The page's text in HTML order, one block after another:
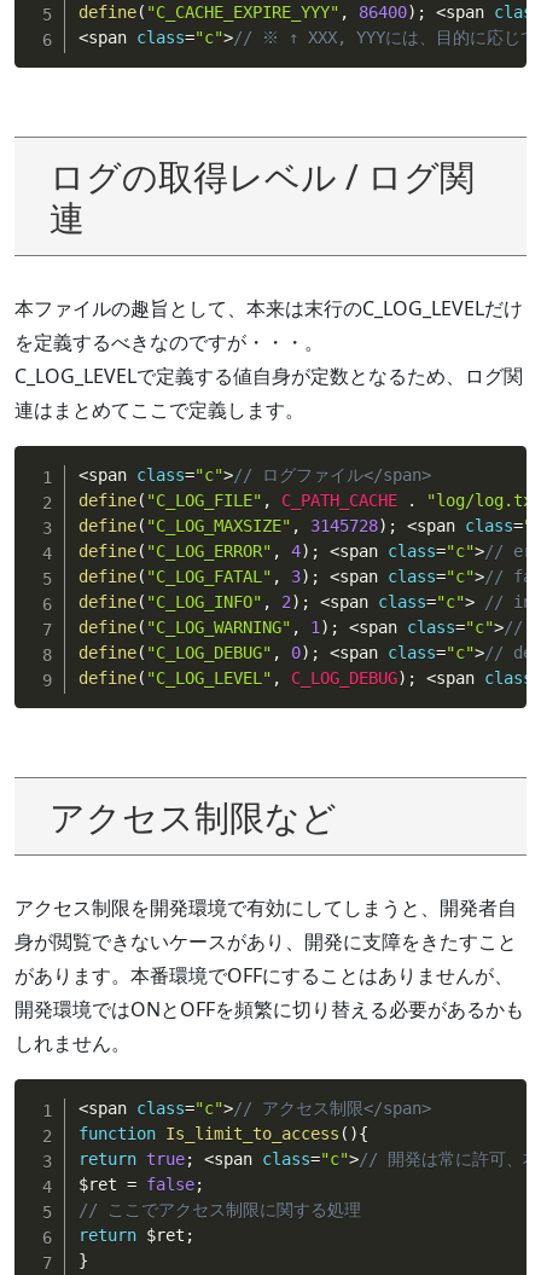
define( "C_CACHE_EXPIRE_YYY" , 86400) ; <span
<span class="c">// ※ ↑ XXX, YYYには、目的に応じて
ログの取得レベル / ログ関
連
本ファイルの趣旨として、本来は末行のC_LOG_LEVELだけ
を定義するべきなのですが・・・。
C_LOG_LEVELで定義する値自身が定数となるため、ログ関
連はまとめてここで定義します。
<span class="c">// ログファイル</span>
define( "C_LOG_FILE" , C_PATH_CACHE .
"log/
define( "C_LOG_MAXSIZE" , 3145728) ; <span class=
define( "C_LOG_ERROR" , 4) ; <span class="c">//
define( "C_LOG_FATAL" , 3) ; <span class="c">//
define( "C_LOG_INFO" , 2) ; <span class="c">
//
define( "C_LOG_WARNING" , 1 ) ; <span class="c">//
define( "C_LOG_DEBUG" , 0) ; <span class="c">//
define( "C_LOG_LEVEL" , C_LOG_DEBUG) ; <span class
アクセス制限など
アクセス制限を開発環境で有効にしてしまうと、開発者自
身が閲覧できないケースがあり、開発に支障をきたすこと
があります。本番環境でOFFにすることはありませんが、
開発環境ではONとOFFを頻繁に切り替える必要があるかも
しれません。
<span class="c">// アクセス制限</span>
function Is_limit_to_access ( ){
return true; <span class="c">// 開発は常に許可、
$ret = false;
// ここでアクセス制限に関する処理
return $ret ;
}